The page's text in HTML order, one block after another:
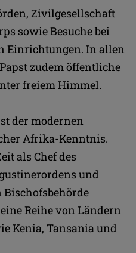
Zivilgesellschaft
sowie Besuche bei
Einrichtungen. In allen
zudem öffentliche
freiem Himmel.
der modernen
Afrika-Kenntnis.
als Chef des
und
Reihe von Ländern
Kenia, Tansania und